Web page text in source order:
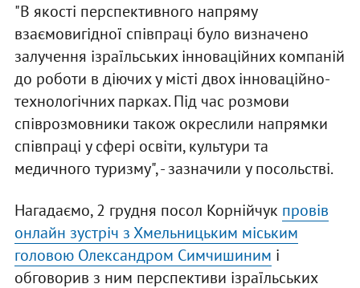
"В якості перспективного напряму
взаємовигідної співпраці було визначено
залучення ізраїльських інноваційних компаній
до роботи в діючих у місті двох інноваційно-
технологічних парках. Під час розмови
співрозмовники також окреслили напрямки
співпраці у сфері освіти, культури та
медичного туризму", - зазначили у посольстві.
Нагадаємо, 2 грудня посол Корнійчук провів
онлайн зустріч з Хмельницьким міським
головою Олександром Симчишиним і
обговорив з ним перспективи ізраїльських